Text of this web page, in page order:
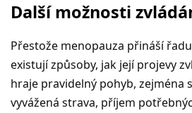
Další možnosti
Přestože menopauza přináší
existují způsoby, jak její projevy
hraje pravidelný pohyb, zejména
vyvážená strava, příjem